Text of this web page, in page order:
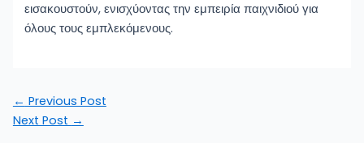
εισακουστούν, ενισχύοντας την εμπειρία παιχνιδιού για
όλους τους εμπλεκόμενους.
← Previous Post
Next Post →